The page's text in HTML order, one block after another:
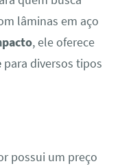
lâminas em aço
, ele oferece
para diversos tipos
possui um preço